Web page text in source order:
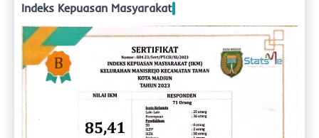
Indeks Kepuasan Masyarakat